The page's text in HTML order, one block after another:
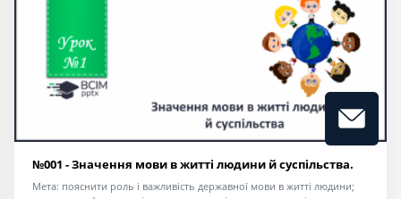
№001 - Значення мови в житті людини й суспільства.
Мета: пояснити роль і важливість державної мови в житті людини;